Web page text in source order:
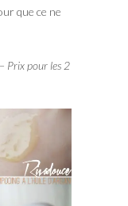
que ce ne
Prix pour les 2